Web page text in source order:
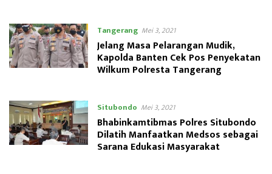
Tangerang Mei 3, 2021
Jelang Masa Pelarangan Mudik,
Kapolda Banten Cek Pos Penyekatan
Wilkum Polresta Tangerang
Situbondo Mei 3, 2021
Bhabinkamtibmas Polres Situbondo
Dilatih Manfaatkan Medsos sebagai
Sarana Edukasi Masyarakat